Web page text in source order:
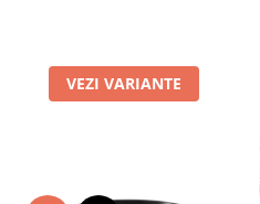
VEZI VARIANTE